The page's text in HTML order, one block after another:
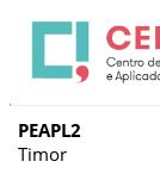
PEAPL2
Timor